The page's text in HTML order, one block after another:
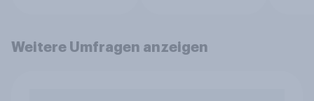
Weitere Umfragen anzeigen